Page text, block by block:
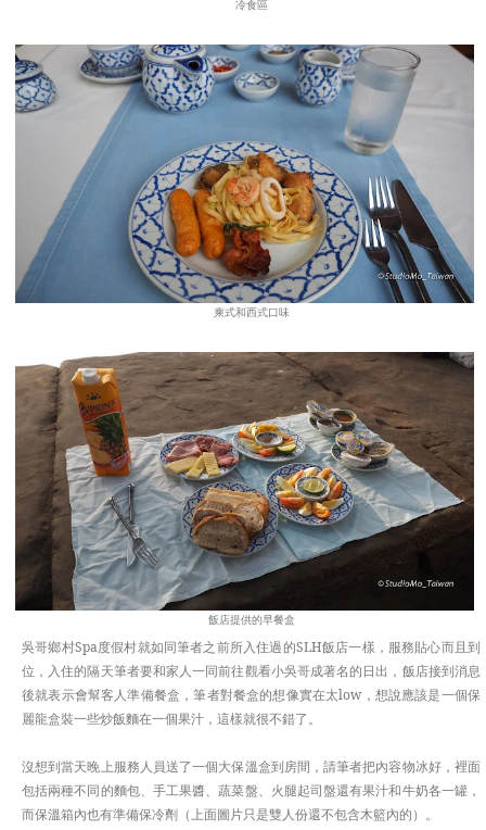
冷食區
柬式和西式口味
飯店提供的早餐盒
吳哥鄉村Spa度假村就如同筆者之前所入住過的SLH飯店一樣，服務貼心而且到
位，入住的隔天筆者要和家人一同前往觀看小吳哥成著名的日出，飯店接到消息
後就表示會幫客人準備餐盒，筆者對餐盒的想像實在太low，想說應該是一個保
麗龍盒裝一些炒飯麵在一個果汁，這樣就很不錯了。
沒想到當天晚上服務人員送了一個大保溫盒到房間，請筆者把內容物冰好，裡面
包括兩種不同的麵包、手工果醬、蔬菜盤、火腿起司盤還有果汁和牛奶各一罐，
而保溫箱內也有準備保冷劑（上面圖片只是雙人份還不包含木籃內的）。